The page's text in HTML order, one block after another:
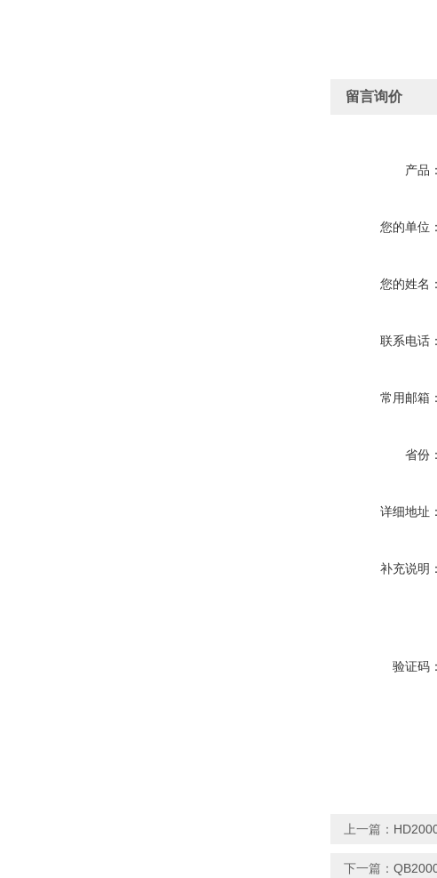
留言询价
产品：
您的单位：
您的姓名：
联系电话：
常用邮箱：
省份：
详细地址：
补充说明：
验证码：
上一篇：
下一篇：